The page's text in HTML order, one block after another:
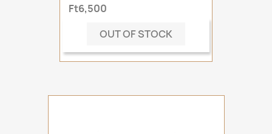
Ft6,500
OUT OF STOCK